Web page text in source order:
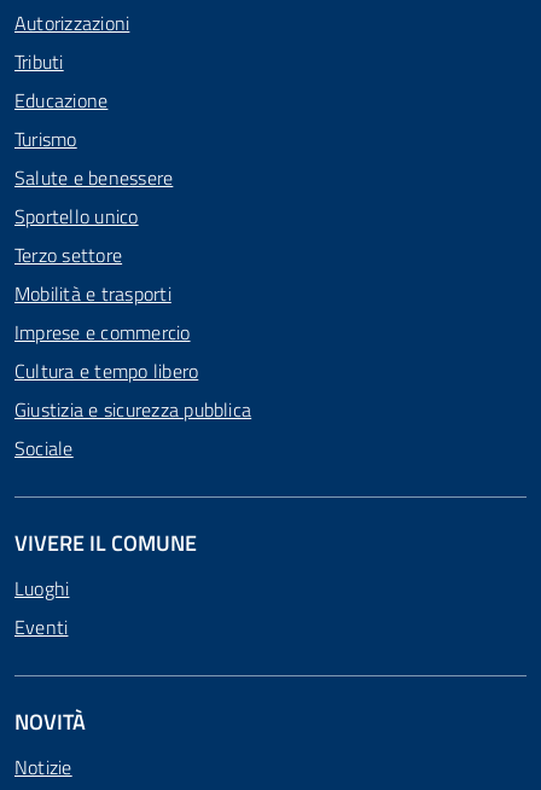
Autorizzazioni
Tributi
Educazione
Turismo
Salute e benessere
Sportello unico
Terzo settore
Mobilità e trasporti
Imprese e commercio
Cultura e tempo libero
Giustizia e sicurezza pubblica
Sociale
VIVERE IL COMUNE
Luoghi
Eventi
NOVITÀ
Notizie